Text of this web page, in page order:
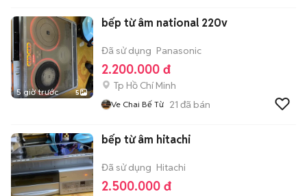
5 giờ trước 5
bếp từ âm national 220v
Đã sử dụng Panasonic
2.200.000 đ
Tp Hồ Chí Minh
Ve Chai Bế Từ 21 đã bán
bếp từ âm hitachi
Đã sử dụng Hitachi
2.500.000 đ